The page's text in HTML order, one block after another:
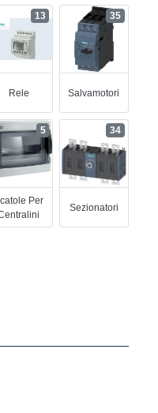
Rele
13
Salvamotori
35
Per
5
Sezionatori
34